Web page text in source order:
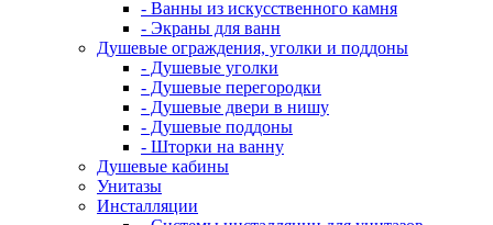
- Ванны из искусственного камня
- Экраны для ванн
Душевые ограждения, уголки и поддоны
- Душевые уголки
- Душевые перегородки
- Душевые двери в нишу
- Душевые поддоны
- Шторки на ванну
Душевые кабины
Унитазы
Инсталляции